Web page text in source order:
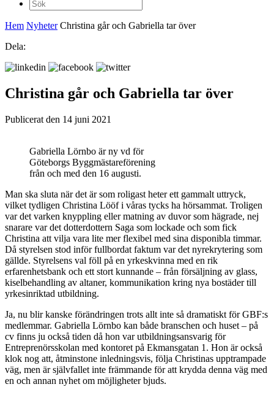
Sök
efter:
Hem Nyheter Christina går och Gabriella tar över
Dela:
Christina går och Gabriella tar över
Publicerat den 14 juni 2021
Gabriella Lörnbo är ny vd för
Göteborgs Byggmästareförening
från och med den 16 augusti.
Man ska sluta när det är som roligast heter ett gammalt uttryck,
vilket tydligen Christina Lööf i våras tycks ha hörsammat. Troligen
var det varken knyppling eller matning av duvor som hägrade, nej
snarare var det dotterdottern Saga som lockade och som fick
Christina att vilja vara lite mer flexibel med sina disponibla timmar.
Då styrelsen stod inför fullbordat faktum var det nyrekrytering som
gällde. Styrelsens val föll på en yrkeskvinna med en rik
erfarenhetsbank och ett stort kunnande – från försäljning av glass,
kiselbehandling av altaner, kommunikation kring nya bostäder till
yrkesinriktad utbildning.
Ja, nu blir kanske förändringen trots allt inte så dramatiskt för GBF:s
medlemmar. Gabriella Lörnbo kan både branschen och huset – på
cv finns ju också tiden då hon var utbildningsansvarig för
Entreprenörsskolan med kontoret på Ekmansgatan 1. Hon är också
klok nog att, åtminstone inledningsvis, följa Christinas upptrampade
väg, men är självfallet inte främmande för att krydda denna väg med
en och annan nyhet om möjligheter bjuds.